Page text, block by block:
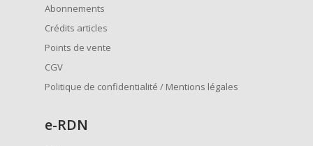
Abonnements
Crédits articles
Points de vente
CGV
Politique de confidentialité / Mentions légales
e-RDN